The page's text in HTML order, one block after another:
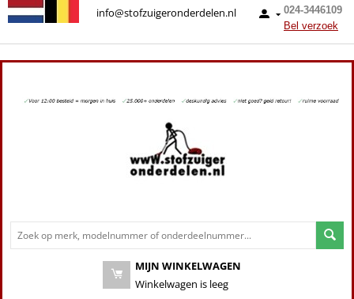
024-3446109
Bel verzoek
info@stofzuigeronderdelen.nl
MIJN WINKELWAGEN
Winkelwagen is leeg